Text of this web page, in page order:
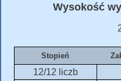
Wysokość
Stopień
12/12 liczb